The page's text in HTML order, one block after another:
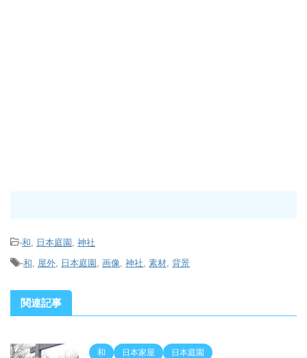
-和 日本庭園 神社
-和 屋外 日本庭園 画像 神社 素材 背景
関連記事
和 日本家屋 日本庭園